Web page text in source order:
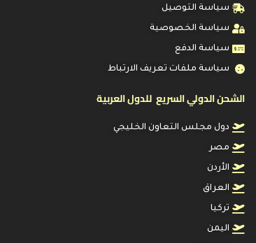
سياسة التوصيل
سياسة الخصوصية
سياسة الدفع
سياسة ملفات تعريف الارتباط
الشحن الدولي السريع للدول العربية
دول مجلس التعاون الخليجي
مصر
الأردن
العراق
تركيا
اليمن